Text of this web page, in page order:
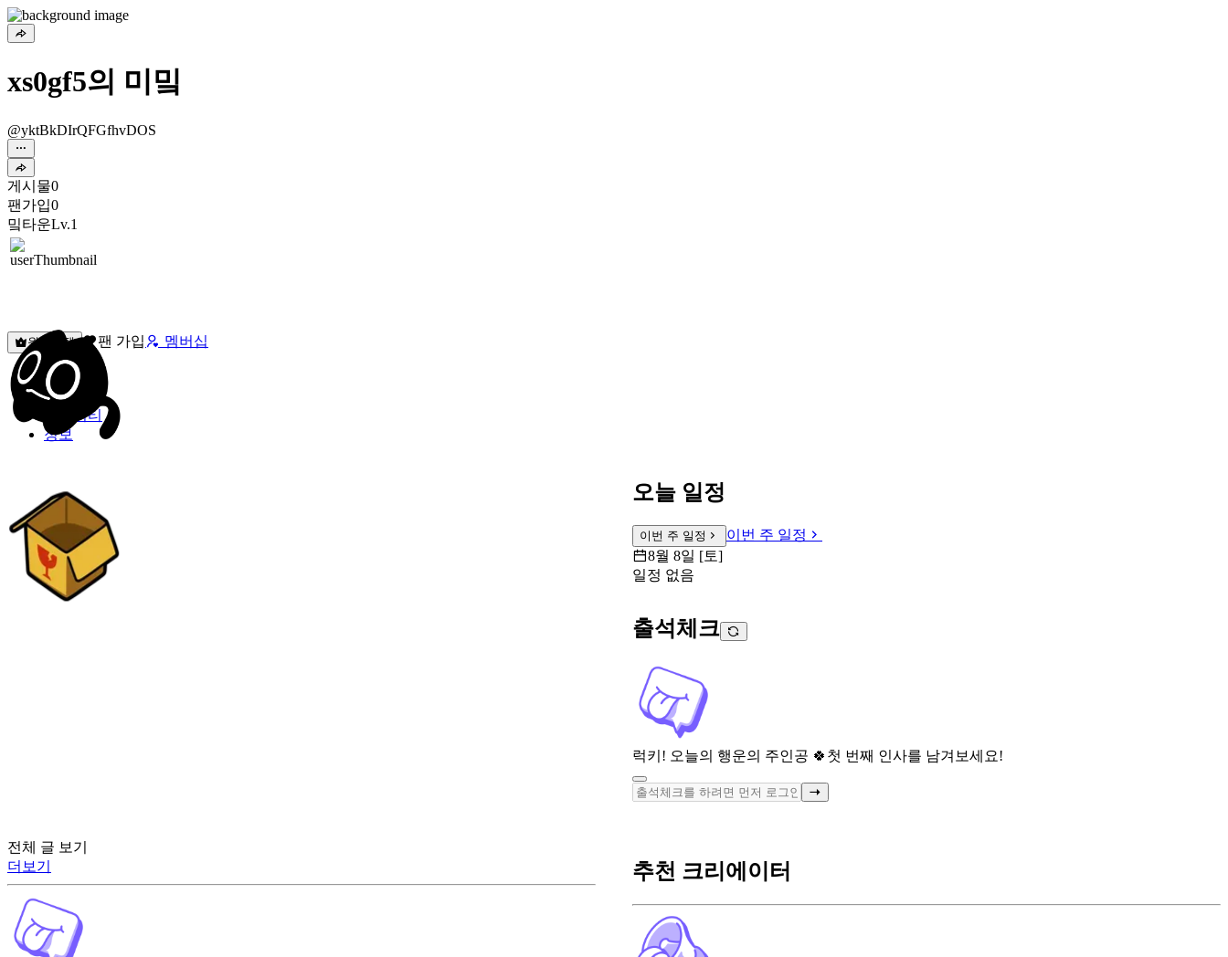
xs0gf5의 미밐
@yktBkDIrQFGfhvDOS
게시물0
팬가입0
밐타운Lv.1
원픽선택 팬 가입 멤버십
밐타운
피드
커뮤니티
정보
오늘 일정
이번 주 일정
이번 주 일정
8월 8일 [토]
일정 없음
출석체크
럭키! 오늘의 행운의 주인공 🍀 첫 번째 인사를 남겨보세요!
전체 글 보기
더보기
추천 크리에이터